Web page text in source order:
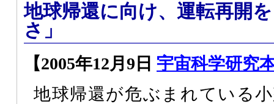
地球帰還に向け、運転再開
さ」
【2005年12月9日 宇宙科学研究
地球帰還が危ぶまれている